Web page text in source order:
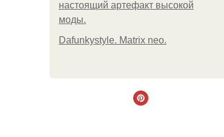
настоящий артефакт высокой
моды.
Dafunkystyle. Matrix neo.